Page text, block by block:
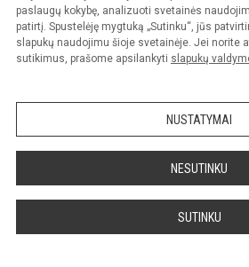
paslaugų kokybę, analizuoti svetainės
patirtį. Spustelėję mygtuką „Sutinku“, jūs
slapukų naudojimu šioje svetainėje. Jei norite
sutikimus, prašome apsilankyti slapukų
NUSTATYMAI
NESUTINKU
SUTINKU
© 2026. Šiaulių Salduvės progimnazija.
Kopijuoti turinį be raštiško įstaigos